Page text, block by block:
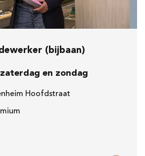
(bijbaan)
en zondag
Hoofdstraat